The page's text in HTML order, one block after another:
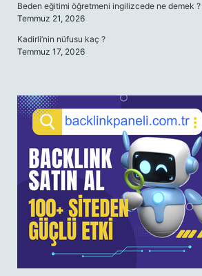
Beden eğitimi öğretmeni ingilizcede ne demek ?
Temmuz 21, 2026
Kadirli’nin nüfusu kaç ?
Temmuz 17, 2026